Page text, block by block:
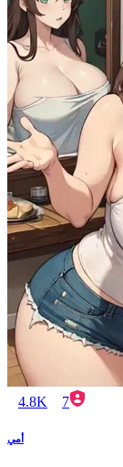
4.8K 7
أمي